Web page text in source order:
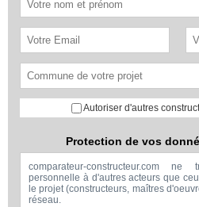
Autoriser d'autres
Protection de vos
comparateur-constructeur.com
personnelle à d'autres acteurs que
le projet (constructeurs, maîtres
réseau.